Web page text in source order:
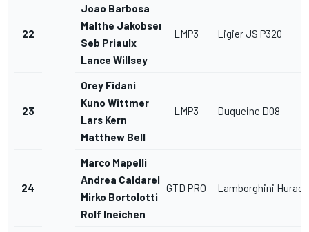
22
Joao Barbosa
Malthe Jakobsen
Seb Priaulx
Lance Willsey
LMP3 Ligier JS P320
23
Orey Fidani
Kuno Wittmer
Lars Kern
Matthew Bell
LMP3 Duqueine D08
24
Marco Mapelli
Andrea Caldarelli
Mirko Bortolotti
Rolf Ineichen
GTD PRO Lamborghini